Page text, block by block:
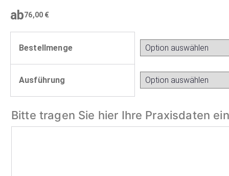
ab76,00 €
Bestellmenge
Ausführung
Bitte tragen Sie hier Ihre Praxisdaten ein